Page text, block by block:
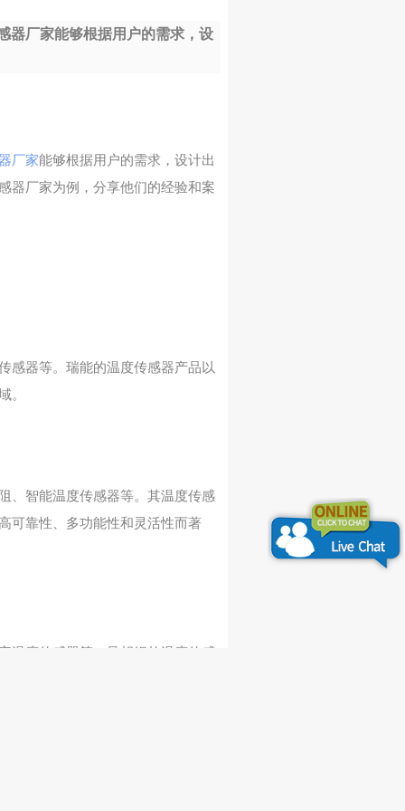
器厂家能够根据用户的需求，设
厂家能够根据用户的需求，设计出
器厂家为例，分享他们的经验和案
感器等。瑞能的温度传感器产品以
、智能温度传感器等。其温度传感
可靠性、多功能性和灵活性而著
温度传感器等。曼胡姆的温度传感